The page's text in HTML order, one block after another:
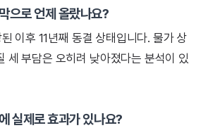
으로 언제 올랐나요?
이후 11년째 동결 상태입니다. 물가 상
세 부담은 오히려 낮아졌다는 분석이 있
실제로 효과가 있나요?